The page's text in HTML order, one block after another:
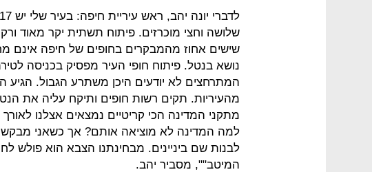
שלושה וחצי מוכרזים. פיתוח תשתית יקר מאוד
שישים אחוז מהמבקרים בחופים של חיפה אינם
נושא בנטל. פיתוח חופי העיר מפסיק בכניסה
המתרחצים לא יודעים היכן משתרע הגבול. הגיע
מהעיריות. תקים רשות חופים ותיקח עליה את
מתקני המדינה הכי קריטיים נמצאים אצלנו
למה המדינה לא מוציאה אותם? אך כשאני מבקש
לבנות שם ביניינים. מבחינתנו הצבא הוא פולש
המיטב"", מסביר יהב.